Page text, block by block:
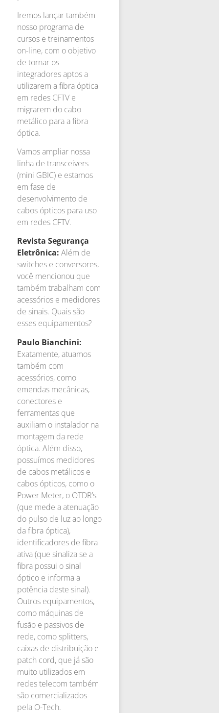
Iremos lançar também
nosso programa de
cursos e treinamentos
on-line, com o objetivo
de tornar os
integradores aptos a
utilizarem a fibra óptica
em redes CFTV e
migrarem do cabo
metálico para a fibra
óptica.
Vamos ampliar nossa
linha de transceivers
(mini GBIC) e estamos
em fase de
desenvolvimento de
cabos ópticos para uso
em redes CFTV.
Revista Segurança
Eletrônica: Além de
switches e conversores,
você mencionou que
também trabalham com
acessórios e medidores
de sinais. Quais são
esses equipamentos?
Paulo Bianchini:
Exatamente, atuamos
também com
acessórios, como
emendas mecânicas,
conectores e
ferramentas que
auxiliam o instalador na
montagem da rede
óptica. Além disso,
possuímos medidores
de cabos metálicos e
cabos ópticos, como o
Power Meter, o OTDR’s
(que mede a atenuação
do pulso de luz ao longo
da fibra óptica),
identificadores de fibra
ativa (que sinaliza se a
fibra possui o sinal
óptico e informa a
potência deste sinal).
Outros equipamentos,
como máquinas de
fusão e passivos de
rede, como splitters,
caixas de distribuição e
patch cord, que já são
muito utilizados em
redes telecom também
são comercializados
pela O-Tech.